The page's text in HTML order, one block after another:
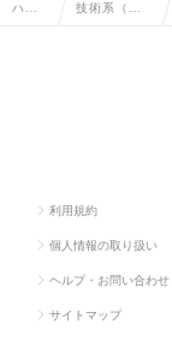
ハイ 技術系（機
利用規約
個人情報の取り扱い
ヘルプ・お問い合わせ
サイトマップ